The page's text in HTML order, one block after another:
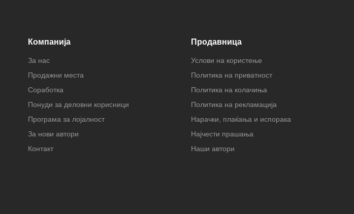
Компанија
За нас
Продажни места
Соработка
Понуди за деловни корисници
Програма за лојалност
За нови автори
Контакт
Продавница
Услови на користење
Политика на приватност
Политика на колачиња
Политика на рекламација
Нарачки, плаќања и испорака
Најчести прашања
Наши автори